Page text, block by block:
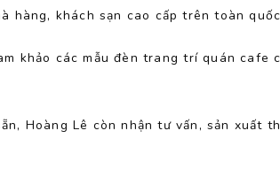
hàng, khách sạn cao cấp trên toàn
khảo các mẫu đèn trang trí quán cafe
Hoàng Lê còn nhận tư vấn, sản xuất